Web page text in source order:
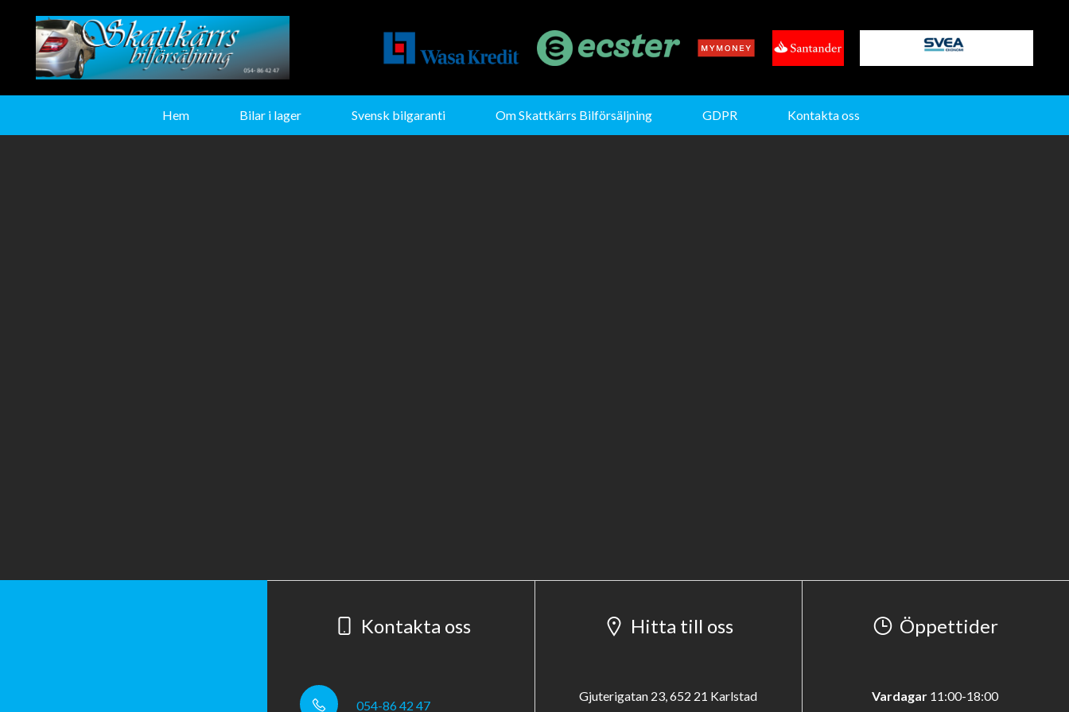
Hem Bilar i lager Svensk bilgaranti Om Skattkärrs Bilförsäljning GDPR Kontakta oss
Kontakta oss
054-86 42 47
Hitta till oss
Gjuterigatan 23, 652 21 Karlstad
Öppettider
Vardagar11:00-18:00